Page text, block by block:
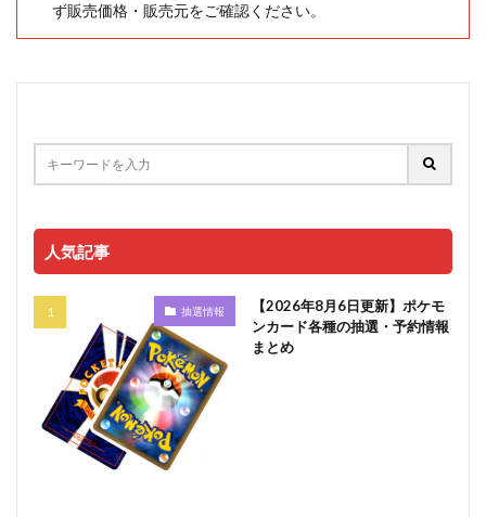
ず販売価格・販売元をご確認ください。
人気記事
抽選情報
【2026年8月6日更新】ポケモ
ンカード各種の抽選・予約情報
まとめ